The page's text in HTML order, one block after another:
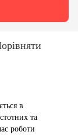
в
та
роботи